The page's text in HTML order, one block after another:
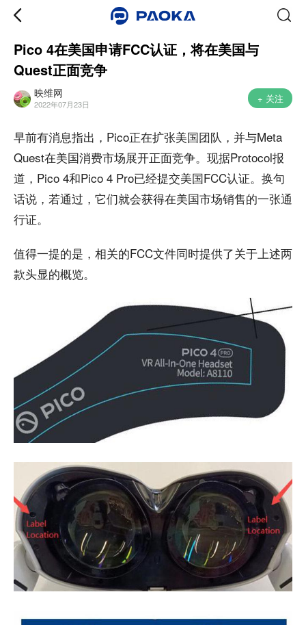
Pico 4在美国申请FCC认证，将在美国与
Quest正面竞争
映维网
2022年07月23日 + 关注
早前有消息指出，Pico正在扩张美国团队，并与Meta
Quest在美国消费市场展开正面竞争。现据Protocol报
道，Pico 4和Pico 4 Pro已经提交美国FCC认证。换句
话说，若通过，它们就会获得在美国市场销售的一张通
行证。
值得一提的是，相关的FCC文件同时提供了关于上述两
款头显的概览。